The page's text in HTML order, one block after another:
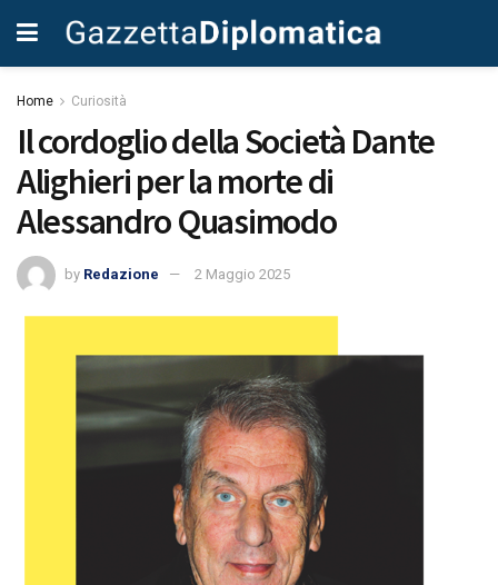
Home Curiosità
Il cordoglio della Società Dante
Alighieri per la morte di
Alessandro Quasimodo
by Redazione 2 Maggio 2025